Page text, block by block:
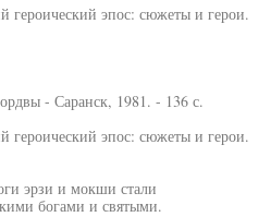
эпос: сюжеты и герои.
- Саранск, 1981. - 136 с.
эпос: сюжеты и герои.
эрзи и мокши стали
богами и святыми.